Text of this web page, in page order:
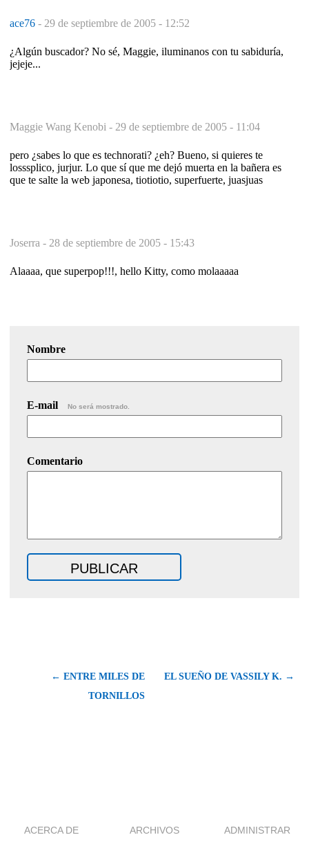
ace76 - 29 de septiembre de 2005 - 12:52
¿Algún buscador? No sé, Maggie, iluminanos con tu sabiduría,
jejeje...
Maggie Wang Kenobi - 29 de septiembre de 2005 - 11:04
pero ¿sabes lo que es technorati? ¿eh? Bueno, si quieres te
losssplico, jurjur. Lo que sí que me dejó muerta en la bañera es
que te salte la web japonesa, tiotiotio, superfuerte, juasjuas
Joserra - 28 de septiembre de 2005 - 15:43
Alaaaa, que superpop!!!, hello Kitty, como molaaaaa
Nombre
E-mail No será mostrado.
Comentario
← ENTRE MILES DE
TORNILLOS
EL SUEÑO DE VASSILY K. →
ACERCA DE ARCHIVOS ADMINISTRAR